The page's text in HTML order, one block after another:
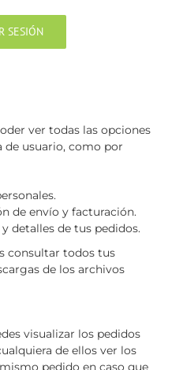
SESIÓN
ver todas las opciones
de usuario, como por
de envío y facturación.
detalles de tus pedidos.
consultar todos tus
de los archivos
visualizar los pedidos
de ellos ver los
pedido en caso que